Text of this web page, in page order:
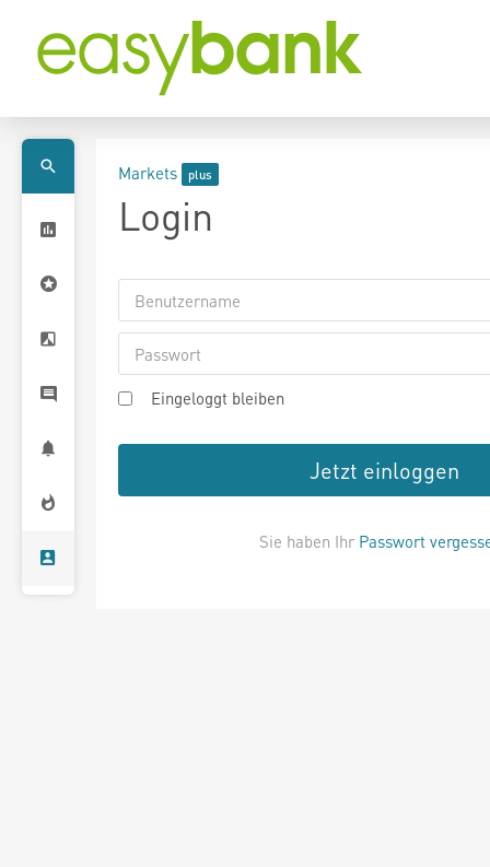
Markets
Login
Eingeloggt bleiben
Jetzt einloggen
Sie haben Ihr Passwort